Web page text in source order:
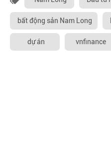
bất động sản Nam Long
dự án vnfinance